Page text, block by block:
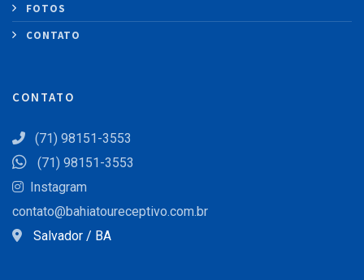
FOTOS
CONTATO
CONTATO
(71) 98151-3553
(71) 98151-3553
Instagram
contato@bahiatoureceptivo.com.br
Salvador / BA